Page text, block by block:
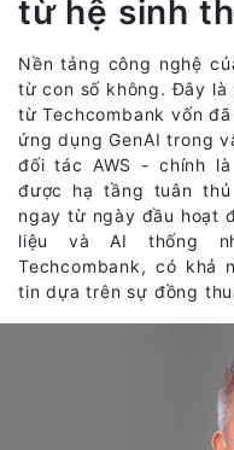
từ hệ sinh
Nền tảng công nghệ
từ con số không. Đây là
từ Techcombank vốn
ứng dụng GenAI trong
đối tác AWS - chính
được hạ tầng tuân
ngay từ ngày đầu hoạt
liệu và AI thống
Techcombank, có khả
tin dựa trên sự đồng